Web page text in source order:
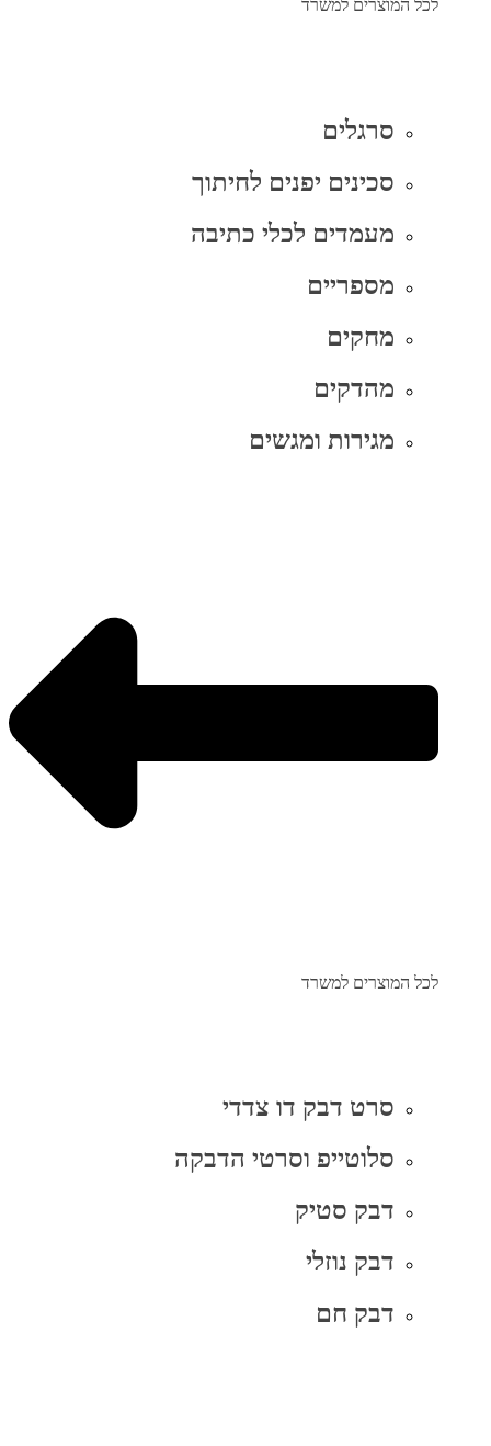
לכל המוצרים למשרד
סרגלים
סכינים יפנים לחיתוך
מעמדים לכלי כתיבה
מספריים
מחקים
מהדקים
מגירות ומגשים
לכל המוצרים למשרד
סרט דבק דו צדדי
סלוטייפ וסרטי הדבקה
דבק סטיק
דבק נוזלי
דבק חם